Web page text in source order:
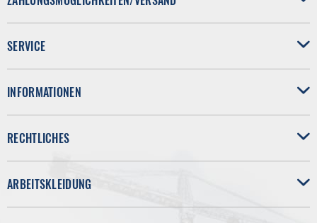
SERVICE
INFORMATIONEN
RECHTLICHES
ARBEITSKLEIDUNG